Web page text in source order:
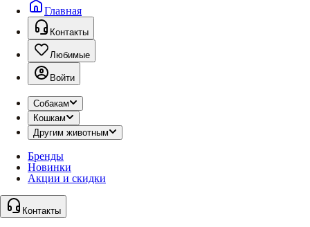
Главная
Контакты
Любимые
Войти
Собакам
Кошкам
Другим животным
Бренды
Новинки
Акции и скидки
Контакты